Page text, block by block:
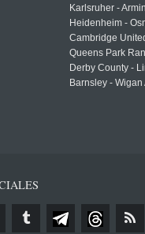
Karlsruher -
Heidenheim -
Cambridge
Queens Park
Derby County -
Barnsley - Wigan